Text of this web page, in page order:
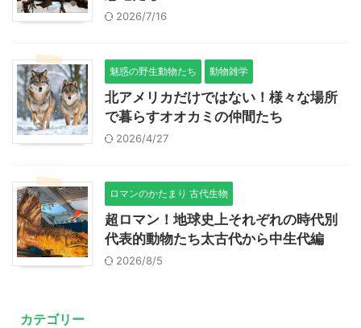
2026/7/16
魅惑の野生動物たち 動物雑学
北アメリカだけではない！様々な場所
で暮らすオオカミの仲間たち
2026/4/27
ロマンのかたまり 古代生物
超ロマン！地球史上それぞれの時代別
代表的動物たち太古代から中生代編
2026/8/5
カテゴリー